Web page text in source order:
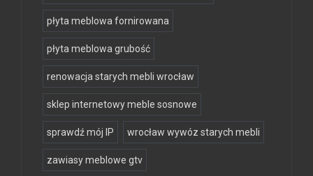
płyta meblowa fornirowana
płyta meblowa grubość
renowacja starych mebli wrocław
sklep internetowy meble sosnowe
sprawdź mój IP wrocław wywóz starych mebli
zawiasy meblowe gtv